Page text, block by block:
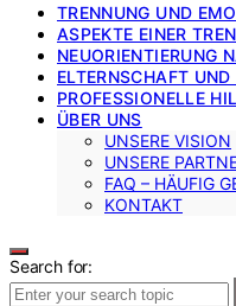
TRENNUNG UND
ASPEKTE EINER
NEUORIENTIERUNG
ELTERNSCHAFT
PROFESSIONELLE
ÜBER UNS
UNSERE VISION
UNSERE
FAQ – HÄUFIG
KONTAKT
Search for: